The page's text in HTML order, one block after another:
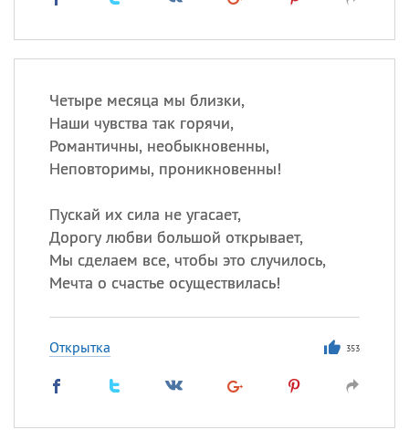
Четыре месяца мы близки,
Наши чувства так горячи,
Романтичны, необыкновенны,
Неповторимы, проникновенны!
Пускай их сила не угасает,
Дорогу любви большой открывает,
Мы сделаем все, чтобы это случилось,
Мечта о счастье осуществилась!
Открытка 353